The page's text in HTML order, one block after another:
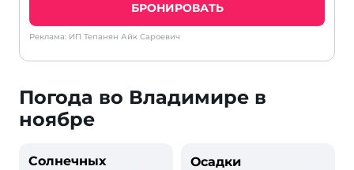
БРОНИРОВАТЬ
Реклама: ИП Тепанян Айк Сароевич
Погода во Владимире в
ноябре
Солнечных
Осадки